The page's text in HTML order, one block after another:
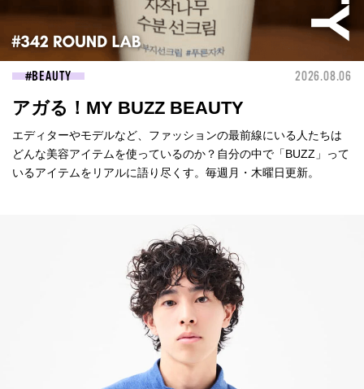
BEAUTY 2026.08.06
アガる！MY BUZZ BEAUTY
エディターやモデルなど、ファッションの最前線にいる人たちは
どんな美容アイテムを使っているのか？自分の中で「BUZZ」って
いるアイテムをリアルに語り尽くす。毎週月・木曜日更新。